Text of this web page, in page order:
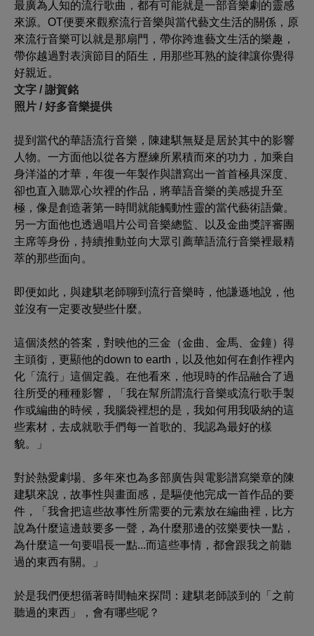
最廣為人知的流行歌曲，都有可能就是一部音樂劇的靈感
來源。OT便要來觀察流行音樂與當代藝文生活的關係，原
來流行音樂可以就是那扇門，帶你跨進藝文生活的樂趣，
帶你越過對表演節目的陌生，用那些耳熟的旋律讓你覺得
好親近。
文字 / 謝賀銘
照片 / 好多音樂提供
提到當代的華語流行音樂，陳建騏無疑是居於其中的影響
人物。一方面他以從各方歷練所累積而來的功力，加乘自
身洋溢的才華，年復一年製作與譜寫出一首首極具深度、
卻也直入聽眾心坎裡的作品，將華語音樂的美感提升至
極，像是創造著第一時間就能觸動性靈的當代藝術語彙。
另一方面他也透過唱片公司音樂總監、以及金曲獎評審團
主席等身份，持續推動並向大眾引薦華語流行音樂裡最精
萃的那些面向。
即便如此，與建騏老師聊到流行音樂時，他謙遜地說，他
並沒有一定要改變些什麼。
這個淡然的答案，對映他的三金（金曲、金馬、金鐘）得
主頭銜，更顯他的down to earth，以及他如何在創作裡內
化「流行」這個定義。在他看來，他現時的作品融合了過
往所受的種種影響，「我在幫所謂流行音樂或流行歌手製
作或編曲的時候，我腦袋裡想的是，我如何用我吸納的這
些素材，去成就歌手們每一首歌的、我認為最好的樣
貌。」
對於熱愛劇場、多年來也為多部廣告與電影譜寫樂章的陳
建騏來說，故事性與畫面感，是驅使他完成一首作品的要
件，「我會把這些故事性所需要的元素放在編曲裡，比方
說為什麼這邊鼓要多一聲，為什麼那邊的弦樂要快一點，
為什麼這一句要唱長一點...而這些事情，都會跟我之前聽
過的東西有關。」
於是我們便想循著時間軸來探問：建騏老師談到的「之前
聽過的東西」，會有哪些呢？